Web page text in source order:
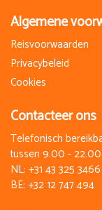
Algemene
Reisvoorwaarden
Privacybeleid
Cookies
Contacteer
Telefonisch
tussen 9.00 -
NL: +31 43 325 3466
BE: +32 12 747 494